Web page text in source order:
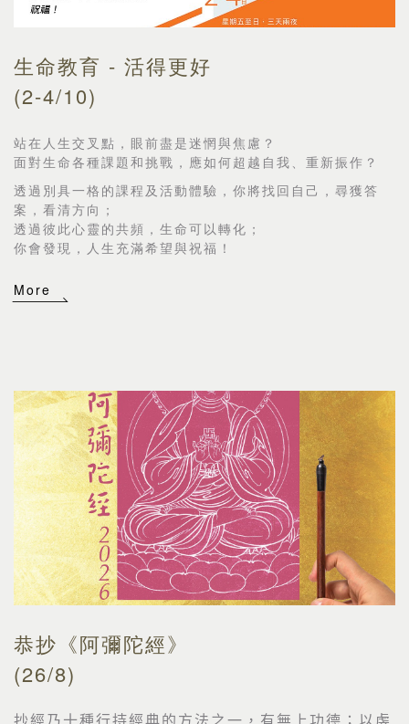
生命教育 - 活得更好
(2-4/10)
站在人生交叉點，眼前盡是迷惘與焦慮？
面對生命各種課題和挑戰，應如何超越自我、重新振作？
透過別具一格的課程及活動體驗，你將找回自己，尋獲答
案，看清方向；
透過彼此心靈的共頻，生命可以轉化；
你會發現，人生充滿希望與祝福！
More
恭抄《阿彌陀經》
(26/8)